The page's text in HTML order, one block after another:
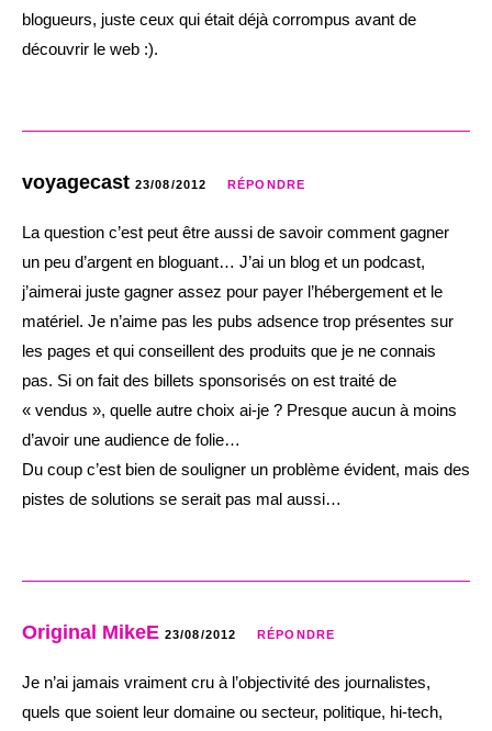
blogueurs, juste ceux qui était déjà corrompus avant de
découvrir le web :).
voyagecast 23/08/2012 RÉPONDRE
La question c’est peut être aussi de savoir comment gagner
un peu d’argent en bloguant… J’ai un blog et un podcast,
j’aimerai juste gagner assez pour payer l’hébergement et le
matériel. Je n’aime pas les pubs adsence trop présentes sur
les pages et qui conseillent des produits que je ne connais
pas. Si on fait des billets sponsorisés on est traité de
« vendus », quelle autre choix ai-je ? Presque aucun à moins
d’avoir une audience de folie…
Du coup c’est bien de souligner un problème évident, mais des
pistes de solutions se serait pas mal aussi…
Original MikeE 23/08/2012 RÉPONDRE
Je n’ai jamais vraiment cru à l’objectivité des journalistes,
quels que soient leur domaine ou secteur, politique, hi-tech,